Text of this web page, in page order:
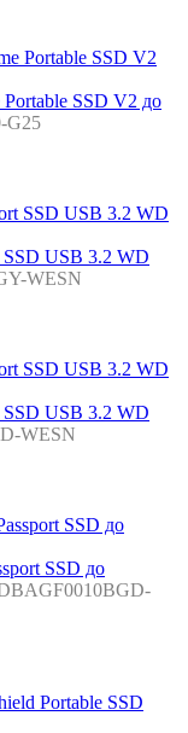
SSD V2 до
G25
USB 3.2 WD
WESN
USB 3.2 WD
WESN
SSD до